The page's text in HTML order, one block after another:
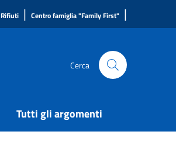
Rifiuti | Centro famiglia "Family First" |
Cerca
Tutti gli argomenti